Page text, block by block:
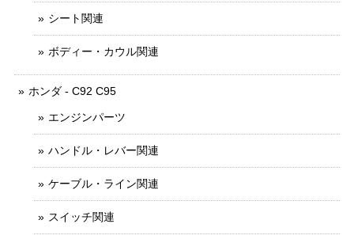
シート関連
ボディー・カウル関連
ホンダ - C92 C95
エンジンパーツ
ハンドル・レバー関連
ケーブル・ライン関連
スイッチ関連